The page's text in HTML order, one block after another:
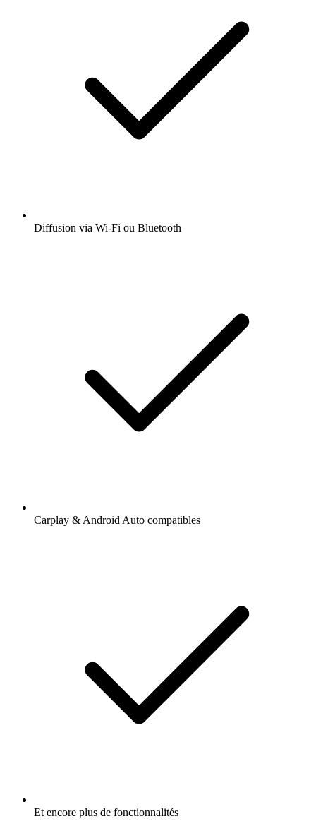
Diffusion via Wi-Fi ou Bluetooth
Carplay & Android Auto compatibles
Et encore plus de fonctionnalités